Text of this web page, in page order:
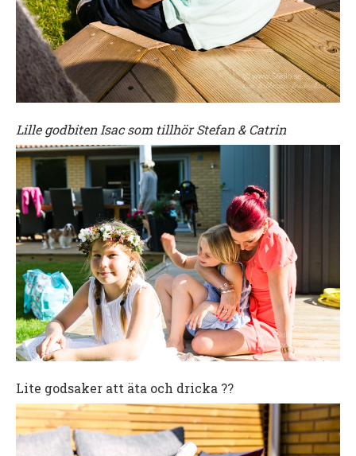
Lille godbiten Isac som tillhör Stefan & Catrin
Lite godsaker att äta och dricka ??